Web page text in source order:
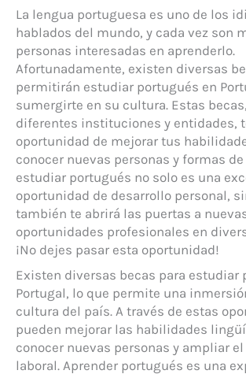
La lengua portuguesa es uno de los
hablados del mundo, y cada vez son
personas interesadas en aprenderlo.
Afortunadamente, existen diversas
permitirán estudiar portugués en
sumergirte en su cultura. Estas
diferentes instituciones y entidades,
oportunidad de mejorar tus
conocer nuevas personas y formas
estudiar portugués no solo es una
oportunidad de desarrollo personal,
también te abrirá las puertas a
oportunidades profesionales en
¡No dejes pasar esta oportunidad!
Existen diversas becas para estudiar
Portugal, lo que permite una
cultura del país. A través de estas
pueden mejorar las habilidades
conocer nuevas personas y ampliar
laboral. Aprender portugués es una